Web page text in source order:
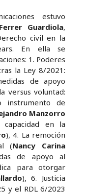
estuvo
Guardiola,
civil en la
En ella se
1. Poderes
la Ley 8/2021:
de apoyo
versus voluntad:
instrumento de
Manzorro
en la
), 4. La remoción
(Nancy Carina
de apoyo al
para otorgar
), 6. Justicia
y el RDL 6/2023